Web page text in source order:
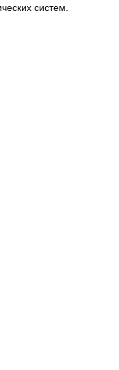
систем.